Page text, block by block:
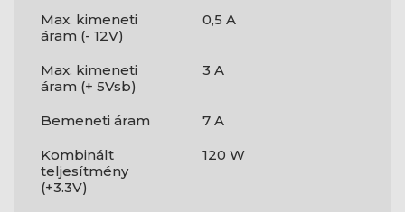
Max. kimeneti
áram (- 12V)
0,5 A
Max. kimeneti
áram (+ 5Vsb)
3 A
Bemeneti áram
7 A
Kombinált
teljesítmény
(+3.3V)
120 W